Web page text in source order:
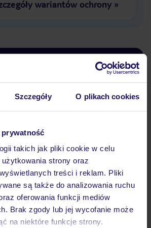
Szczegóły O plikach cookies
prywatność
takich jak pliki cookie w celu
strony oraz
treści i reklam. Pliki
są także do analizowania ruchu
oferowania funkcji mediów
Brak zgody lub jej wycofanie może
na niektóre funkcje strony.
wariantów ochrony»